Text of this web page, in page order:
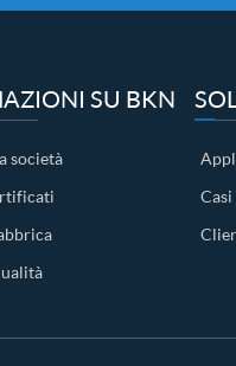
SU BKN
società
Casi